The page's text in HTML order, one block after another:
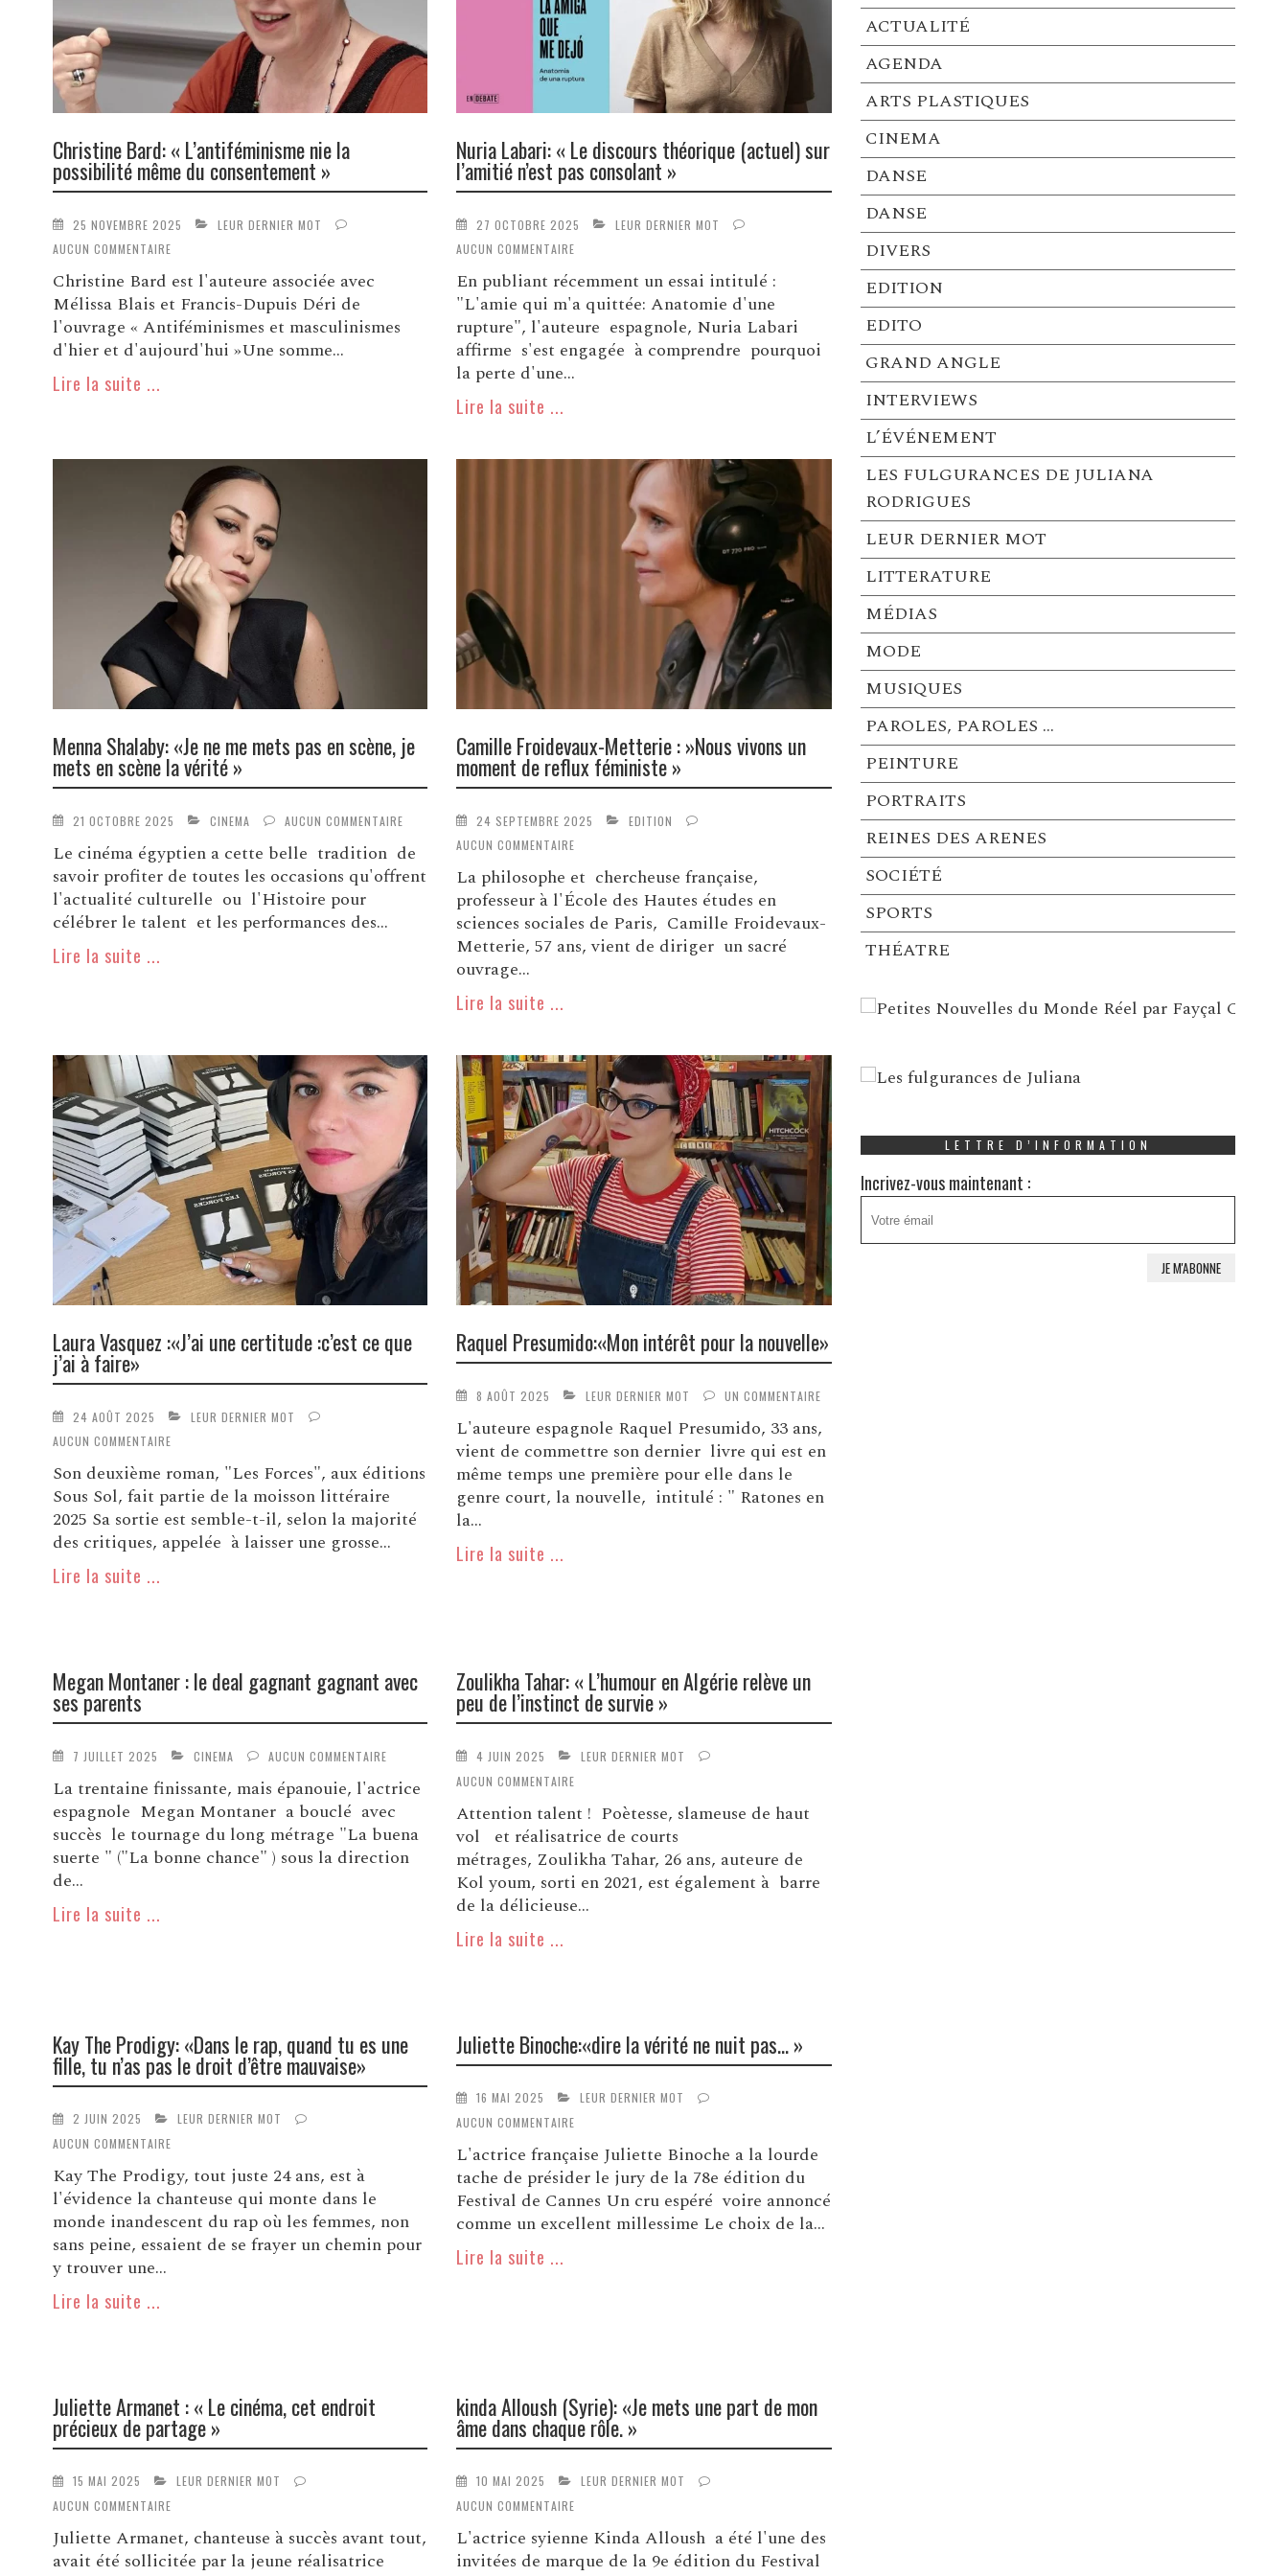
Christine Bard: « L’antiféminisme nie la
possibilité même du consentement »
25 NOVEMBRE 2025
LEUR DERNIER MOT
AUCUN COMMENTAIRE
Christine Bard est l'auteure associée avec
Mélissa Blais et Francis-Dupuis Déri de
l'ouvrage « Antiféminismes et masculinismes
d'hier et d'aujourd'hui »Une somme...
Lire la suite ...
Nuria Labari: « Le discours théorique (actuel) sur
l’amitié n’est pas consolant »
27 OCTOBRE 2025
LEUR DERNIER MOT
AUCUN COMMENTAIRE
En publiant récemment un essai intitulé :
"L'amie qui m'a quittée: Anatomie d'une
rupture", l'auteure espagnole, Nuria Labari
affirme s'est engagée à comprendre pourquoi
la perte d'une...
Lire la suite ...
Menna Shalaby: «Je ne me mets pas en scène, je
mets en scène la vérité »
21 OCTOBRE 2025 CINEMA AUCUN COMMENTAIRE
Le cinéma égyptien a cette belle tradition de
savoir profiter de toutes les occasions qu'offrent
l'actualité culturelle ou l'Histoire pour
célébrer le talent et les performances des...
Lire la suite ...
Camille Froidevaux-Metterie : »Nous vivons un
moment de reflux féministe »
24 SEPTEMBRE 2025
EDITION
AUCUN COMMENTAIRE
La philosophe et chercheuse française,
professeur à l'École des Hautes études en
sciences sociales de Paris, Camille Froidevaux-
Metterie, 57 ans, vient de diriger un sacré
ouvrage...
Lire la suite ...
Laura Vasquez :«J’ai une certitude :c’est ce que
j’ai à faire»
24 AOÛT 2025
LEUR DERNIER MOT
AUCUN COMMENTAIRE
Son deuxième roman, "Les Forces", aux éditions
Sous Sol, fait partie de la moisson littéraire
2025 Sa sortie est semble-t-il, selon la majorité
des critiques, appelée à laisser une grosse...
Lire la suite ...
Raquel Presumido:«Mon intérêt pour la nouvelle»
8 AOÛT 2025 LEUR DERNIER MOT UN COMMENTAIRE
L'auteure espagnole Raquel Presumido, 33 ans,
vient de commettre son dernier livre qui est en
même temps une première pour elle dans le
genre court, la nouvelle, intitulé : " Ratones en
la...
Lire la suite ...
Megan Montaner : le deal gagnant gagnant avec
ses parents
7 JUILLET 2025 CINEMA AUCUN COMMENTAIRE
La trentaine finissante, mais épanouie, l'actrice
espagnole Megan Montaner a bouclé avec
succès le tournage du long métrage "La buena
suerte " ("La bonne chance" ) sous la direction
de...
Lire la suite ...
Zoulikha Tahar: « L’humour en Algérie relève un
peu de l’instinct de survie »
4 JUIN 2025
LEUR DERNIER MOT
AUCUN COMMENTAIRE
Attention talent ! Poètesse, slameuse de haut
vol et réalisatrice de courts
métrages, Zoulikha Tahar, 26 ans, auteure de
Kol youm, sorti en 2021, est également à barre
de la délicieuse...
Lire la suite ...
Kay The Prodigy: «Dans le rap, quand tu es une
fille, tu n’as pas le droit d’être mauvaise»
2 JUIN 2025
LEUR DERNIER MOT
AUCUN COMMENTAIRE
Kay The Prodigy, tout juste 24 ans, est à
l'évidence la chanteuse qui monte dans le
monde inandescent du rap où les femmes, non
sans peine, essaient de se frayer un chemin pour
y trouver une...
Lire la suite ...
Juliette Binoche:«dire la vérité ne nuit pas… »
16 MAI 2025
LEUR DERNIER MOT
AUCUN COMMENTAIRE
L'actrice française Juliette Binoche a la lourde
tache de présider le jury de la 78e édition du
Festival de Cannes Un cru espéré voire annoncé
comme un excellent millessime Le choix de la...
Lire la suite ...
Juliette Armanet : « Le cinéma, cet endroit
précieux de partage »
15 MAI 2025
LEUR DERNIER MOT
AUCUN COMMENTAIRE
Juliette Armanet, chanteuse à succès avant tout,
avait été sollicitée par la jeune réalisatrice
kinda Alloush (Syrie): «Je mets une part de mon
âme dans chaque rôle. »
10 MAI 2025
LEUR DERNIER MOT
AUCUN COMMENTAIRE
L'actrice syienne Kinda Alloush a été l'une des
invitées de marque de la 9e édition du Festival
ACTUALITÉ
AGENDA
ARTS PLASTIQUES
CINEMA
DANSE
DANSE
DIVERS
EDITION
EDITO
GRAND ANGLE
INTERVIEWS
L’ÉVÉNEMENT
LES FULGURANCES DE JULIANA
RODRIGUES
LEUR DERNIER MOT
LITTERATURE
MÉDIAS
MODE
MUSIQUES
PAROLES, PAROLES …
PEINTURE
PORTRAITS
REINES DES ARENES
SOCIÉTÉ
SPORTS
THÉATRE
LETTRE D’INFORMATION
Incrivez-vous maintenant :